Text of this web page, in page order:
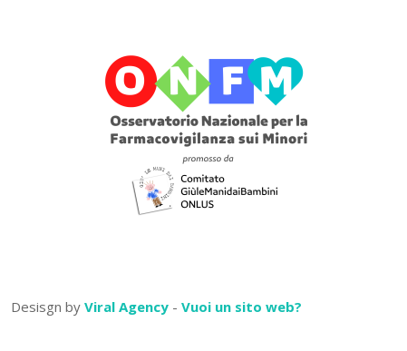
Desisgn by Viral Agency - Vuoi un sito web?